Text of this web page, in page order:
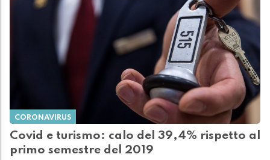
CORONAVIRUS
Covid e turismo: calo del 39,4% rispetto al
primo semestre del 2019